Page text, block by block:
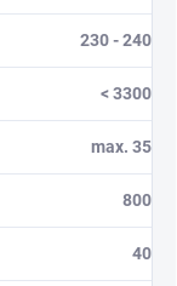
230 - 240
< 3300
max. 35
800
40